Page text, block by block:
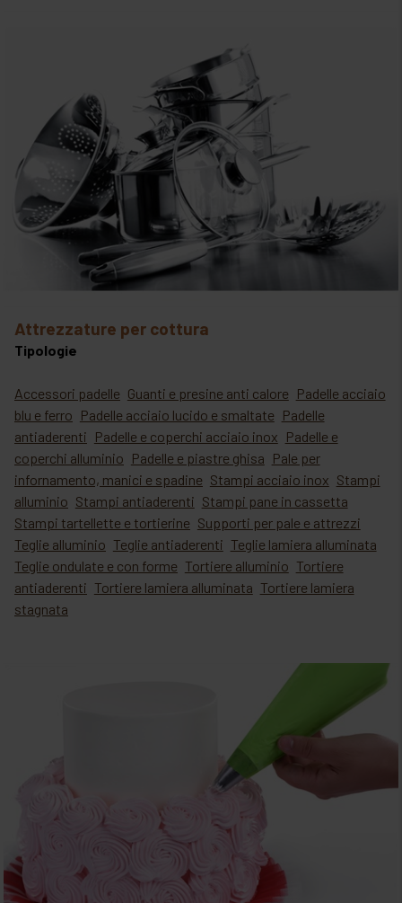
prodotti chimici coadiuvanti
prodotti da farcitura
prodotti per granite
semilavorati cotti
spezie e condimenti
zuccheri
SOTTOVUOTO ESTERNO
SPREMIAGRUMI
TOSTIERE E TOSTATRICI
attrezzature per cottura
Tipologie
Accessori padelle Guanti e presine anti calore Padelle acciaio
blu e ferro Padelle acciaio lucido e smaltate Padelle
antiaderenti Padelle e coperchi acciaio inox Padelle e
coperchi alluminio Padelle e piastre ghisa Pale per
infornamento, manici e spadine Stampi acciaio inox Stampi
alluminio Stampi antiaderenti Stampi pane in cassetta
Stampi tartellette e tortierine Supporti per pale e attrezzi
Teglie alluminio Teglie antiaderenti Teglie lamiera alluminata
Teglie ondulate e con forme Tortiere alluminio Tortiere
antiaderenti Tortiere lamiera alluminata Tortiere lamiera
stagnata